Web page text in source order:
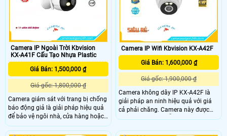
ngoài trời. Hình ảnh được xử lý
nhanh chóng với H
Camera IP Ngoài Trời Kbvision
KX-A41F Cấu Tạo Nhựa Plastic
Giá Bán: 1,500,000 ₫
Giá gốc: 1,800,000 ₫
Camera giám sát với trang bị chống
báo động giả là giải pháp hiệu quả
để bảo vệ ngôi nhà, cửa hàng hoặc
văn phòng của bạn. Thiết bị này có
khả năng phân biệt người và xe với
Camera IP Wifi Kbvision KX-A42F
Giá Bán: 1,600,000 ₫
Giá gốc: 1,900,000 ₫
Camera không dây IP KX-A42F là
giải pháp an ninh hiệu quả với giá
cả phải chăng. Camera này được
thiết kế nhỏ gọn, dễ dàng lắp đặt và